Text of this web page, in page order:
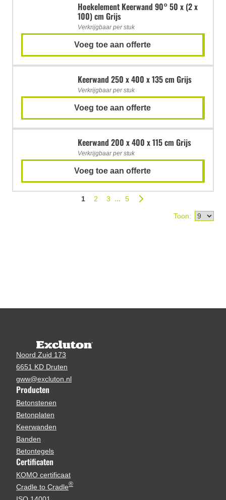
Hoekelement Keerwand 90° 50 x (2 x
100) cm Grijs
Verkrijgbaar per stuk
Voeg toe aan offerte
Keerwand 250 x 400 x 135 cm Grijs
Verkrijgbaar per stuk
Voeg toe aan offerte
Keerwand 200 x 400 x 115 cm Grijs
Verkrijgbaar per stuk
Voeg toe aan offerte
1 2 3 5
Toon:
Noord Zuid 173
6651 KD Druten
gww@excluton.nl
Producten
Betonstenen
Betonplaten
Keerwanden
Banden
Betontegels
Certificaten
KOMO certificaat
Cradle to Cradle®